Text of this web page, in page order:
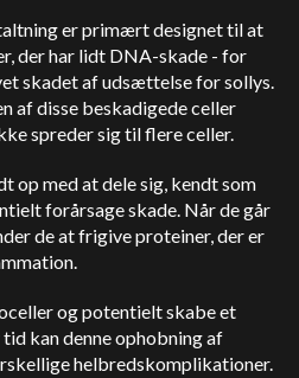
er primært designet til at
der har lidt DNA-skade - for
skadet af udsættelse for sollys.
af disse beskadigede celler
spreder sig til flere celler.
op med at dele sig, kendt som
forårsage skade. Når de går
de at frigive proteiner, der er
og potentielt skabe et
kan denne ophobning af
helbredskomplikationer.